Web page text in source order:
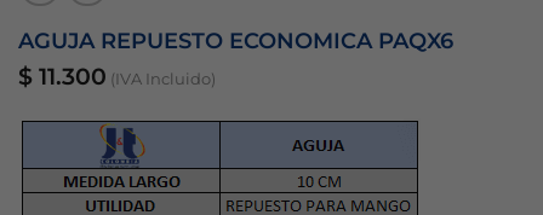
AGUJA REPUESTO ECONOMICA PAQX6
$ 11.300 (IVA Incluido)